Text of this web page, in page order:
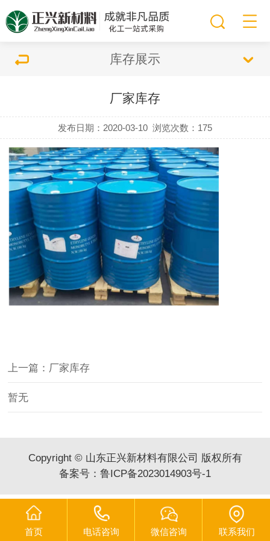
库存展示
厂家库存
发布日期：2020-03-10 浏览次数： 175
上一篇：厂家库存
暂无
Copyright © 山东正兴新材料有限公司 版权所有
备案号： 鲁ICP备2023014903号-1
首页 电话咨询 微信咨询 联系我们